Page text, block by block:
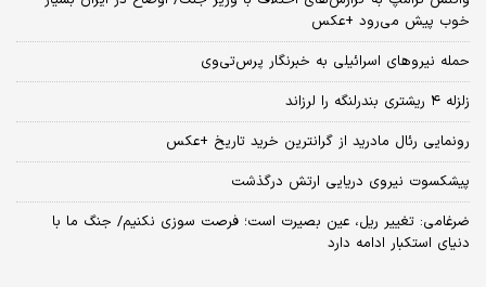
خوب پیش می‌رود +عکس
حمله نیروهای اسرائیلی به خبرنگار پرس‌تی‌وی
زلزله ۴ ریشتری بندرلنگه را لرزاند
رونمایی رئال مادرید از گرانترین خرید تاریخ +عکس
پیشکسوت نیروی دریایی ارتش درگذشت
ضرغامی: تغییر ریل، عین بصیرت است؛ فرصت سوزی نکنیم/ جنگ ما با
دنیای استکبار ادامه دارد